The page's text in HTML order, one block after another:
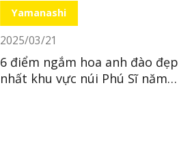
Yamanashi
2025/03/21
6 điểm ngắm hoa anh đào đẹp
nhất khu vực núi Phú Sĩ năm